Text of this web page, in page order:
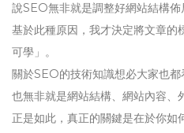
說SEO無非就是調整好網站結構
基於此種原因，我才決定將文章
可學」。
關於SEO的技術知識想必大家也
也無非就是網站結構、網站內容、
正是如此，真正的關鍵是在於你如